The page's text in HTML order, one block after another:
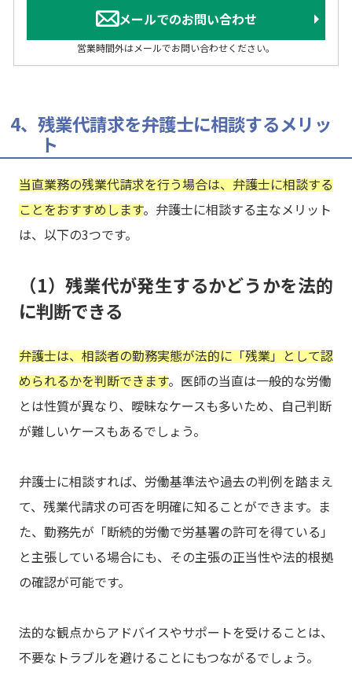
メールでのお問い合わせ
営業時間外はメールでお問い合わせください。
4、残業代請求を弁護士に相談するメリッ
ト
当直業務の残業代請求を行う場合は、弁護士に相談する
ことをおすすめします。弁護士に相談する主なメリット
は、以下の3つです。
（1）残業代が発生するかどうかを法的
に判断できる
弁護士は、相談者の勤務実態が法的に「残業」として認
められるかを判断できます。医師の当直は一般的な労働
とは性質が異なり、曖昧なケースも多いため、自己判断
が難しいケースもあるでしょう。
弁護士に相談すれば、労働基準法や過去の判例を踏まえ
て、残業代請求の可否を明確に知ることができます。ま
た、勤務先が「断続的労働で労基署の許可を得ている」
と主張している場合にも、その主張の正当性や法的根拠
の確認が可能です。
法的な観点からアドバイスやサポートを受けることは、
不要なトラブルを避けることにもつながるでしょう。